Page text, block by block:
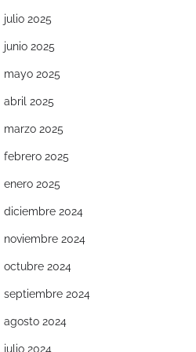
julio 2025
junio 2025
mayo 2025
abril 2025
marzo 2025
febrero 2025
enero 2025
diciembre 2024
noviembre 2024
octubre 2024
septiembre 2024
agosto 2024
julio 2024